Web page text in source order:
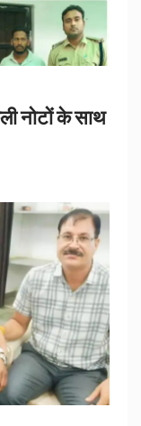
नोटों के साथ